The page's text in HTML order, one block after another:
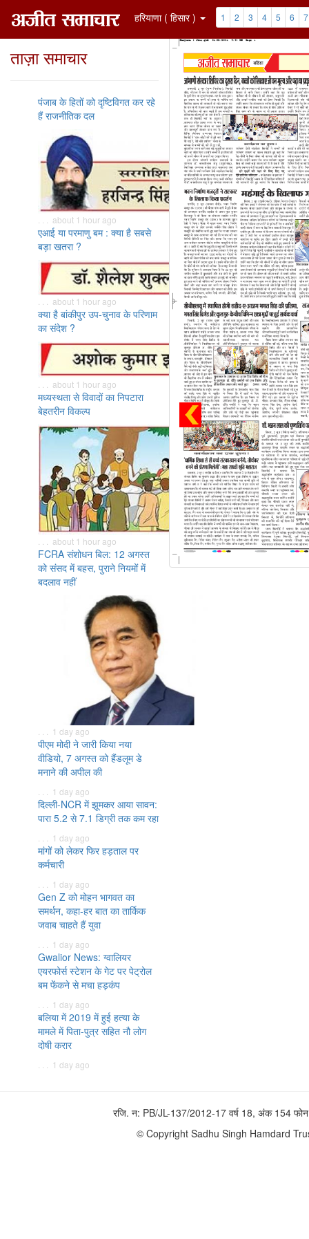
हरियाणा ( हिसार ) 1 2 3 4 5 6 7
ताज़ा समाचार
पंजाब के हितों को दृष्टिविगत कर रहे
हैं राजनीतिक दल
. . . about 1 hour ago
एआई या परमाणु बम : क्या है सबसे
बड़ा खतरा ?
. . . about 1 hour ago
क्या है बांकीपुर उप-चुनाव के परिणाम
का संदेश ?
. . . about 1 hour ago
मध्यस्थता से विवादों का निपटारा
बेहतरीन विकल्प
. . . about 1 hour ago
FCRA संशोधन बिल: 12 अगस्त
को संसद में बहस, पुराने नियमों में
बदलाव नहीं
. . . 1 day ago
पीएम मोदी ने जारी किया नया
वीडियो, 7 अगस्त को हैंडलूम डे
मनाने की अपील की
. . . 1 day ago
दिल्ली-NCR में झूमकर आया सावन:
पारा 5.2 से 7.1 डिग्री तक कम रहा
. . . 1 day ago
मांगों को लेकर फिर हड़ताल पर
कर्मचारी
. . . 1 day ago
Gen Z को मोहन भागवत का
समर्थन, कहा-हर बात का तार्किक
जवाब चाहते हैं युवा
. . . 1 day ago
Gwalior News: ग्वालियर
एयरफोर्स स्टेशन के गेट पर पेट्रोल
बम फेंकने से मचा हड़कंप
. . . 1 day ago
बलिया में 2019 में हुई हत्या के
मामले में पिता-पुत्र सहित नौ लोग
दोषी करार
. . . 1 day ago
रजि. न: PB/JL-137/2012-17 वर्ष 18, अंक 154
© Copyright Sadhu Singh Hamdard